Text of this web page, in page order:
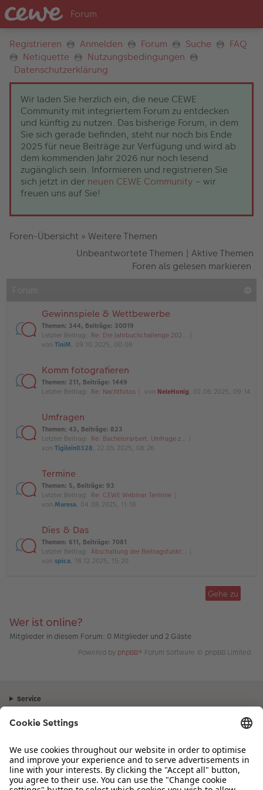
Registrieren Anmelden Forum Suche
FAQ
Netiquette
Nutzungsbedingungen
Datenschutzerklärung
Wir laden Sie herzlich ein, die neue CEWE
Community mit integriertem Forum zu entdecken
und künftig zu nutzen. Das bisherige Forum, in dem
Sie sich gerade befinden, steht nur noch bis Ende
2025 für neue Beiträge zur Verfügung und wird ab
dem kommenden Jahr 2026 nur noch lesend
zugänglich sein. Informieren und registrieren Sie
sich jetzt in der neuen CEWE Community – wir
freuen uns auf Sie!
Foren-Übersicht » Weitere Themen
Unbeantwortete Themen | Aktive Themen
Foren als gelesen markieren
Gewinnspiele & Wettbewerbe
Themen: 344, Beiträge: 30019
Letzter Beitrag: Re: Die Jahrbuchchallenge 202…
von TiniM, 09.10.2025, 00:08
Komm fotografieren
Themen: 211, Beiträge: 1449
Letzter Beitrag: Re: Nachtfotos von NeleHonig, 02.06.2025, 09:14
Umfragen
Themen: 43, Beiträge: 823
Letzter Beitrag: Re: Bachelorarbeit: Umfrage z…
von Tigilein0328, 22.05.2025, 08:26
Termine
Themen: 5, Beiträge: 93
Letzter Beitrag: Re: CEWE Webinar Termine
von Maresa, 04.08.2025, 11:18
Dies & Das
Themen: 611, Beiträge: 7081
Letzter Beitrag: Abschaltung der Beitragsfunkt…
von spica, 18.12.2025, 15:20
Gehe zu
Wer ist online?
Mitglieder in diesem Forum: 0 Mitglieder und 2 Gäste
Powered by phpBB® Forum Software © phpBB Limited
Service
Sortiment